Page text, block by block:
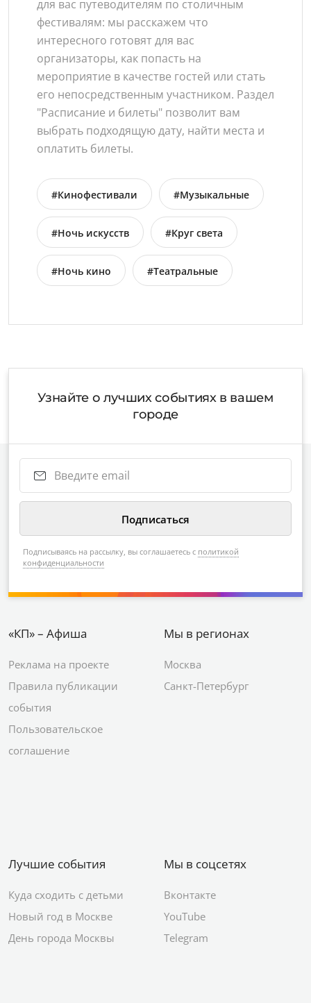
для вас путеводителям по столичным
фестивалям: мы расскажем что
интересного готовят для вас
организаторы, как попасть на
мероприятие в качестве гостей или стать
его непосредственным участником. Раздел
"Расписание и билеты" позволит вам
выбрать подходящую дату, найти места и
оплатить билеты.
#Кинофестивали #Музыкальные
#Ночь искусств #Круг света
#Ночь кино #Театральные
Узнайте о лучших событиях в вашем
городе
Подписываясь на рассылку, вы соглашаетесь с политикой
конфиденциальности
«КП» – Афиша
Реклама на проекте
Правила публикации
события
Пользовательское
соглашение
Мы в регионах
Москва
Санкт-Петербург
Лучшие события
Куда сходить с детьми
Новый год в Москве
День города Москвы
Мы в соцсетях
Вконтакте
YouTube
Telegram